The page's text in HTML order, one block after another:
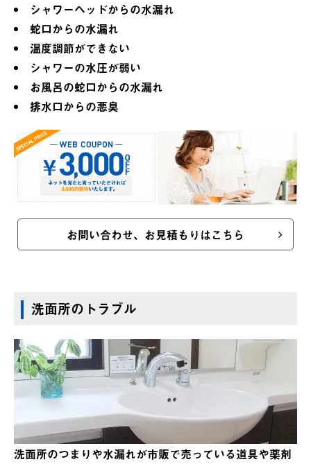
シャワーヘッドからの水漏れ
蛇口からの水漏れ
温度調節ができない
シャワーの水圧が弱い
お風呂の蛇口からの水漏れ
排水口からの悪臭
お問い合わせ、お見積もりはこちら
洗面所のトラブル
洗面所のつまりや水漏れが市販で売っている道具や薬剤